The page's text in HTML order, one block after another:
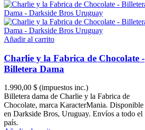
Añadir al carrito
Charlie y la Fabrica de Chocolate -
Billetera Dama
1.990,00 $ (impuestos inc.)
Billetera dama de Charlie y la Fabrica de
Chocolate, marca KaracterMania. Disponible
en Darkside Bros, Uruguay. Envíos a todo el
país.